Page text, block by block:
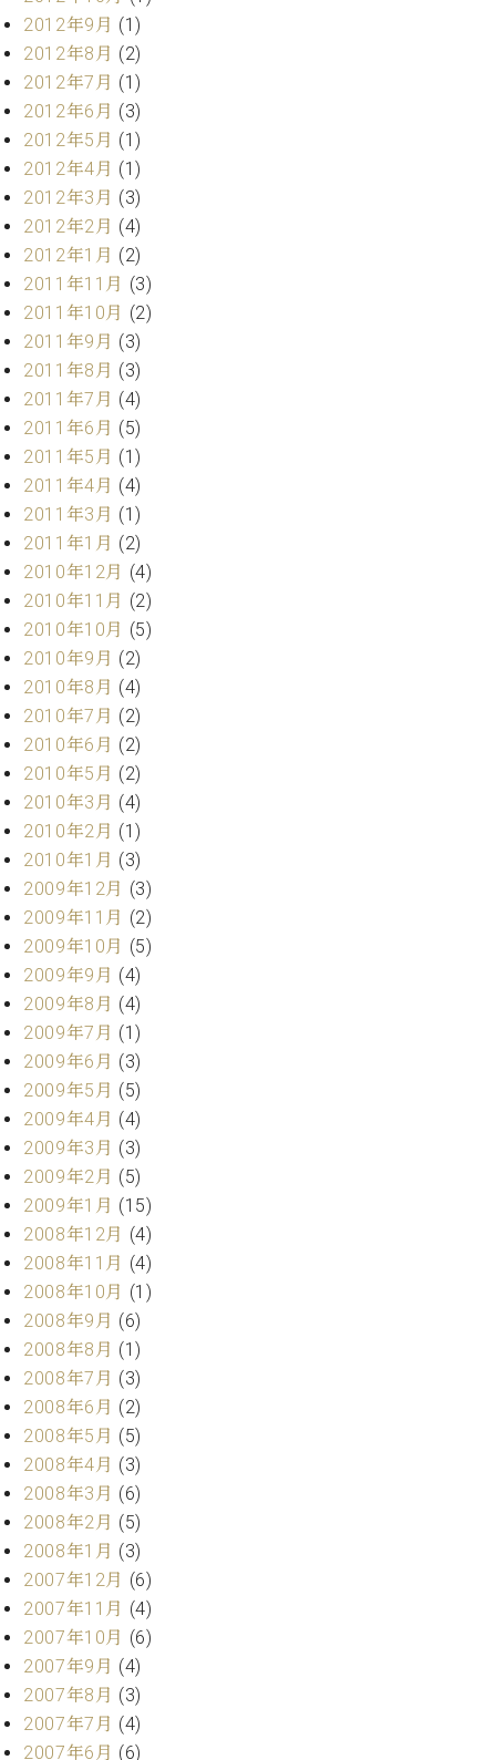
2012年9月 (1)
2012年8月 (2)
2012年7月 (1)
2012年6月 (3)
2012年5月 (1)
2012年4月 (1)
2012年3月 (3)
2012年2月 (4)
2012年1月 (2)
2011年11月 (3)
2011年10月 (2)
2011年9月 (3)
2011年8月 (3)
2011年7月 (4)
2011年6月 (5)
2011年5月 (1)
2011年4月 (4)
2011年3月 (1)
2011年1月 (2)
2010年12月 (4)
2010年11月 (2)
2010年10月 (5)
2010年9月 (2)
2010年8月 (4)
2010年7月 (2)
2010年6月 (2)
2010年5月 (2)
2010年3月 (4)
2010年2月 (1)
2010年1月 (3)
2009年12月 (3)
2009年11月 (2)
2009年10月 (5)
2009年9月 (4)
2009年8月 (4)
2009年7月 (1)
2009年6月 (3)
2009年5月 (5)
2009年4月 (4)
2009年3月 (3)
2009年2月 (5)
2009年1月 (15)
2008年12月 (4)
2008年11月 (4)
2008年10月 (1)
2008年9月 (6)
2008年8月 (1)
2008年7月 (3)
2008年6月 (2)
2008年5月 (5)
2008年4月 (3)
2008年3月 (6)
2008年2月 (5)
2008年1月 (3)
2007年12月 (6)
2007年11月 (4)
2007年10月 (6)
2007年9月 (4)
2007年8月 (3)
2007年7月 (4)
2007年6月 (6)